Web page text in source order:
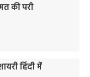
की परी
हिंदी में